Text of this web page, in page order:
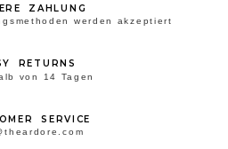
ZAHLUNG
werden akzeptiert
RETURNS
von 14 Tagen
SERVICE